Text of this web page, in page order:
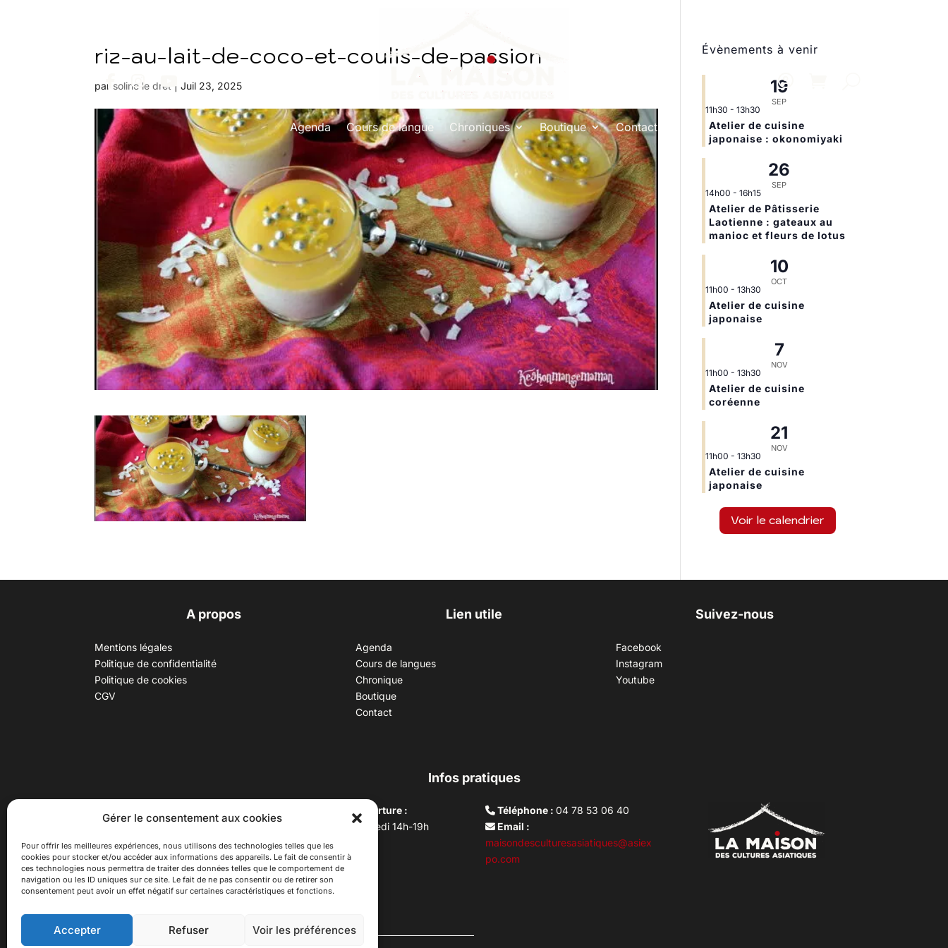
Gérer le consentement aux cookies
Pour offrir les meilleures expériences, nous utilisons des technologies telles que les
cookies pour stocker et/ou accéder aux informations des appareils. Le fait de consentir à
ces technologies nous permettra de traiter des données telles que le comportement de
navigation ou les ID uniques sur ce site. Le fait de ne pas consentir ou de retirer son
consentement peut avoir un effet négatif sur certaines caractéristiques et fonctions.
Accepter Refuser Voir les préférences
Agenda Cours de langue Chroniques Boutique Contact
riz-au-lait-de-coco-et-coulis-de-passion
par soline le dret |Juil 23, 2025
Évènements à venir
19
SEP
11h30 - 13h30
Atelier de cuisine
japonaise : okonomiyaki
26
SEP
14h00 - 16h15
Atelier de Pâtisserie
Laotienne : gateaux au
manioc et fleurs de lotus
10
OCT
11h00 - 13h30
Atelier de cuisine
japonaise
7
NOV
11h00 - 13h30
Atelier de cuisine
coréenne
21
NOV
11h00 - 13h30
Atelier de cuisine
japonaise
Voir le calendrier
A propos
Mentions légales
Politique de confidentialité
Politique de cookies
CGV
Lien utile
Agenda
Cours de langues
Chronique
Boutique
Contact
Suivez-nous
Facebook
Instagram
Youtube
Infos pratiques
30 B rue Dr Rebatel, 69003 Lyon
Maximin, 69003 Lyon)
à 100 mètres du métro D Monplaisir
Lumière, T3 Dauphiné Lacassagne,
bus C16 Dr Rebatel
Horaires d’ouverture :
Du mardi au vendredi 14h-19h
Samedi 10h –17h
Fermeture lundi
Téléphone :04 78 53 06 40
Email :
maisondesculturesasiatiques@asiex
po.com